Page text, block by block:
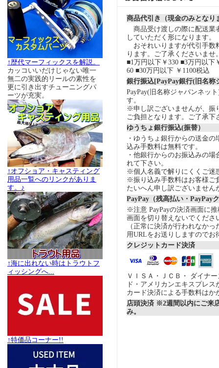
↑歴代マーフィックスを解説。
カッコいいだけじゃない唯一
無二の実践的リールの素性を
更に引き出すチューニングパ
ーツが充実。
↑オフショア・キャスティング
用品一覧へのリンクがありま
す。♪
↑海に出れない時はトラウトフ
ィッシングへ...
↑特価品コーナー!!
商品代引き（現金のみとなり
商品受け渡しの際に配送業
していただく形になります。
おそれいりますが代引手数
ります。ご了承くださいませ
■1万円以下￥330 ■3万円以下
60 ■30万円以下 ￥1100税込
銀行振込[PayPay銀行(旧名称
PayPay(旧名称ジャパンネッ
す。
※申し訳ございませんが、振
ご負担となります。ご了承下
ゆうちょ銀行振込(振替）
・ゆうちょ銀行からの送金
込み手数料は無料です。
・他銀行からのお振込みの場
れて下さい。
※個人名義で解りにくくご迷
※振り込み手数料はお客様ご
たいへん申し訳ございません
PayPay（残高払い・PayPay
※注意 PayPayの決済画面に
画面を切り替えないでくださ
（正常に決済が行われなか
用URLをお送りしますのでお
クレジットカード決済
ＶＩＳＡ・ＪＣＢ・ ダイナ
ド・アメリカンエキスプレ
カード決済による手数料はか
店頭決済 ※2週間以内にご来
み。